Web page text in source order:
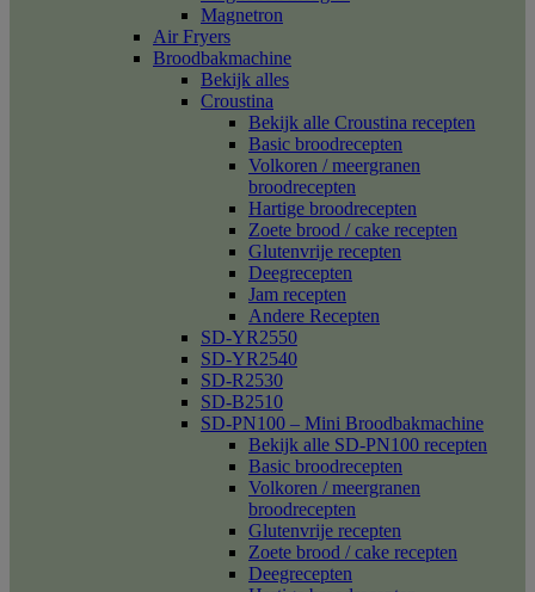
Magnetron
Air Fryers
Broodbakmachine
Bekijk alles
Croustina
Bekijk alle Croustina recepten
Basic broodrecepten
Volkoren / meergranen
broodrecepten
Hartige broodrecepten
Zoete brood / cake recepten
Glutenvrije recepten
Deegrecepten
Jam recepten
Andere Recepten
SD-YR2550
SD-YR2540
SD-R2530
SD-B2510
SD-PN100 – Mini Broodbakmachine
Bekijk alle SD-PN100 recepten
Basic broodrecepten
Volkoren / meergranen
broodrecepten
Glutenvrije recepten
Zoete brood / cake recepten
Deegrecepten